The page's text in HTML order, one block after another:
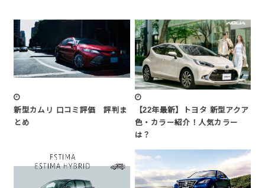
新型カムリ 口コミ評価 評判ま
とめ
【22年最新】トヨタ 新型アクア
色・カラー紹介！人気カラー
は？